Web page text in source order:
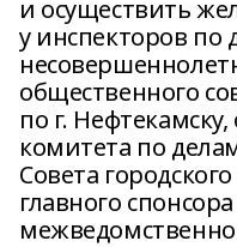
и осуществить
у инспекторов по
общественного
по г.
комитета по
Совета
главного